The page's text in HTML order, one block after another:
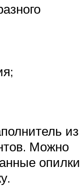
из
Можно
опилки